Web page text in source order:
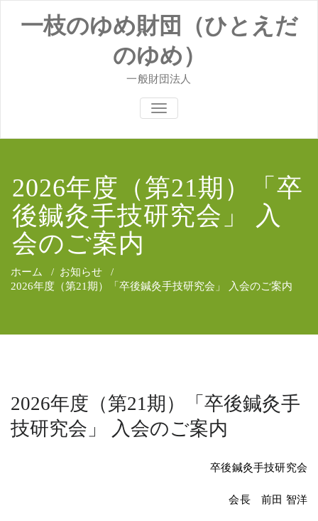
プ
一枝のゆめ財団（ひとえだ
のゆめ）
一般財団法人
ナビゲーションを切り替え
2026年度（第21期）「卒
後鍼灸手技研究会」 入
会のご案内
ホーム / お知らせ /
2026年度（第21期）「卒後鍼灸手技研究会」 入会のご案内
2026年度（第21期）「卒後鍼灸手
技研究会」 入会のご案内
卒後鍼灸手技研究会
会長 前田 智洋